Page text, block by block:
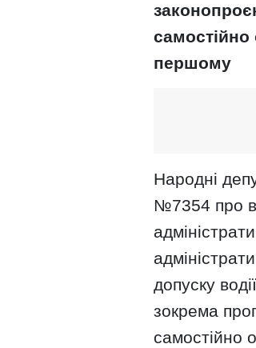
самостійно
першому
Народні
№7354 про
допуску
зокрема
самостійно